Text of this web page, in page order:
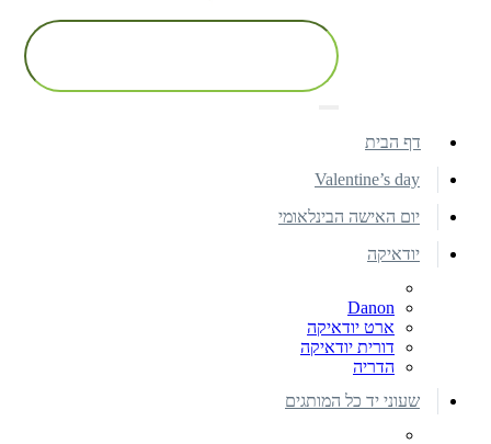
דף הבית
Valentine’s day
יום האישה הבינלאומי
יודאיקה
Danon
ארט יודאיקה
דורית יודאיקה
הדריה
שעוני יד כל המותגים